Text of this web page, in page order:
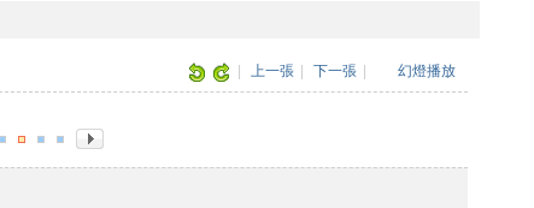
上一張 下一張 幻燈播放